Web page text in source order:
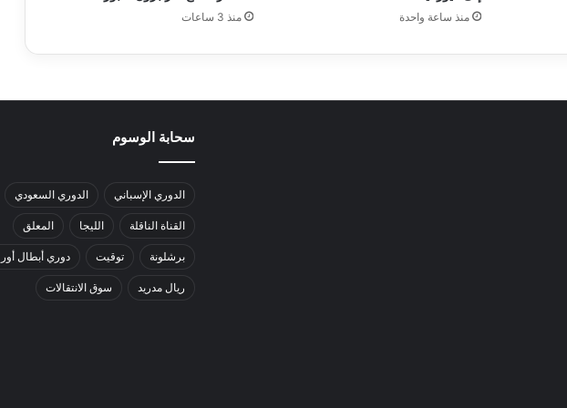
منذ ساعة واحدة
منذ 3 ساعات
سحابة الوسوم
الدوري الإسباني الدوري السعودي
القناة الناقلة الليجا المعلق
برشلونة توقيت دوري أبطال
ريال مدريد سوق الانتقالات